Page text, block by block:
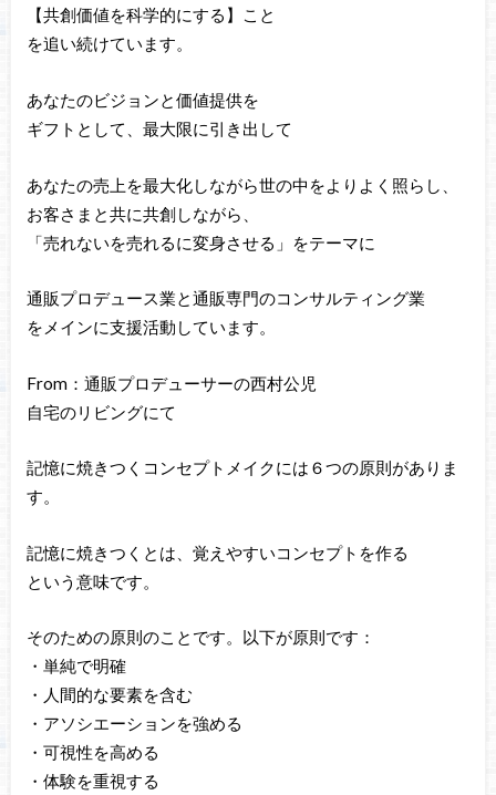
【共創価値を科学的にする】こと
を追い続けています。
あなたのビジョンと価値提供を
ギフトとして、最大限に引き出して
あなたの売上を最大化しながら世の中をよりよく照らし、
お客さまと共に共創しながら、
「売れないを売れるに変身させる」をテーマに
通販プロデュース業と通販専門のコンサルティング業
をメインに支援活動しています。
From：通販プロデューサーの西村公児
自宅のリビングにて
記憶に焼きつくコンセプトメイクには６つの原則がありま
す。
記憶に焼きつくとは、覚えやすいコンセプトを作る
という意味です。
そのための原則のことです。以下が原則です：
・単純で明確
・人間的な要素を含む
・アソシエーションを強める
・可視性を高める
・体験を重視する